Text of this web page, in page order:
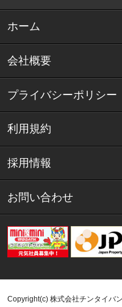
ホーム
会社概要
プライバシーポリシー
利用規約
採用情報
お問い合わせ
Copyright(c) 株式会社チンタイバ